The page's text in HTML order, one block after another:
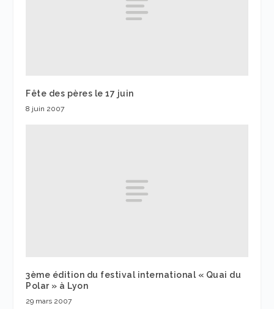
Fête des pères le 17 juin
8 juin 2007
3ème édition du festival international « Quai du
Polar » à Lyon
29 mars 2007